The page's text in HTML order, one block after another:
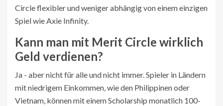
Circle flexibler und weniger abhängig von einem einzigen
Spiel wie Axie Infinity.
Kann man mit Merit Circle wirklich
Geld verdienen?
Ja - aber nicht für alle und nicht immer. Spieler in Ländern
mit niedrigem Einkommen, wie den Philippinen oder
Vietnam, können mit einem Scholarship monatlich 100-